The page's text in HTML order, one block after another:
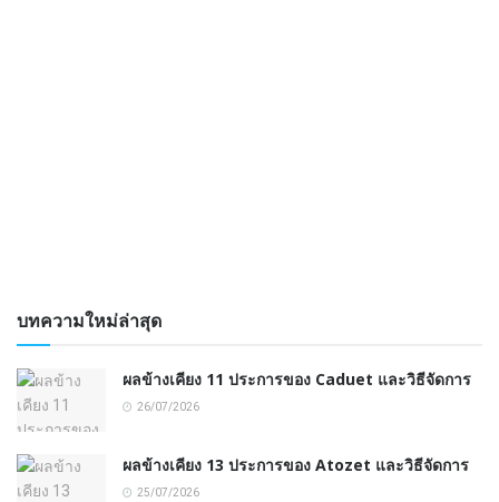
บทความใหม่ล่าสุด
ผลข้างเคียง 11 ประการของ Caduet และวิธีจัดการ
26/07/2026
ผลข้างเคียง 13 ประการของ Atozet และวิธีจัดการ
25/07/2026